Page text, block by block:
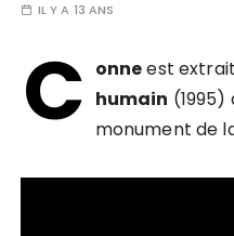
IL Y A 13 ANS
C onneest
humain (1995)
monument de